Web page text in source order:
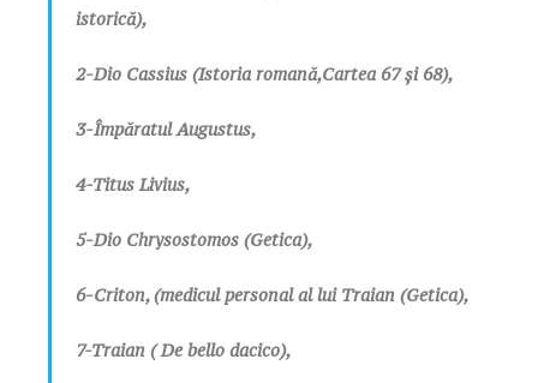
istorică),
2-Dio Cassius (Istoria romană,Cartea 67 și 68),
3-Împăratul Augustus,
4-Titus Livius,
5-Dio Chrysostomos (Getica),
6-Criton, (medicul personal al lui Traian (Getica),
7-Traian ( De bello dacico),